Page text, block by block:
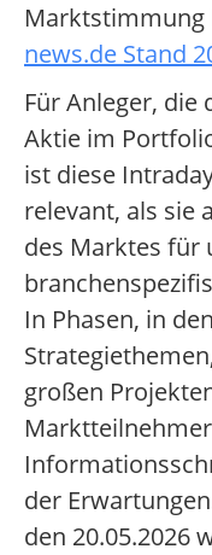
Marktstimmung
news.de Stand
Für Anleger, die
Aktie im
ist diese
relevant, als sie
des Marktes für
In Phasen, in
großen
der
den 20.05.2026